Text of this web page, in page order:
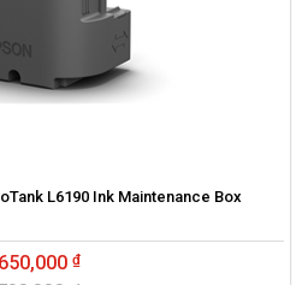
L6190 Ink Maintenance Box
650,000